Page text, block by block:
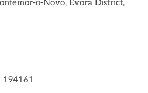
o-Novo, Évora District,
194161